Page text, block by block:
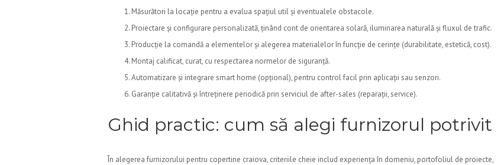
Măsurători la locație pentru a evalua spațiul util și eventualele obstacole.
Proiectare și configurare personalizată, ținând cont de orientarea solară, iluminarea naturală și fluxul de trafic.
Producție la comandă a elementelor și alegerea materialelor în funcție de cerințe (durabilitate, estetică, cost).
Montaj calificat, curat, cu respectarea normelor de siguranță.
Automatizare și integrare smart home (opțional), pentru control facil prin aplicații sau senzori.
Garanție calitativă și întreținere periodică prin serviciul de after-sales (reparații, service).
Ghid practic: cum să alegi furnizorul potrivit
În alegerea furnizorului pentru copertine craiova, criteriile cheie includ experiența în domeniu, portofoliul de proiecte,